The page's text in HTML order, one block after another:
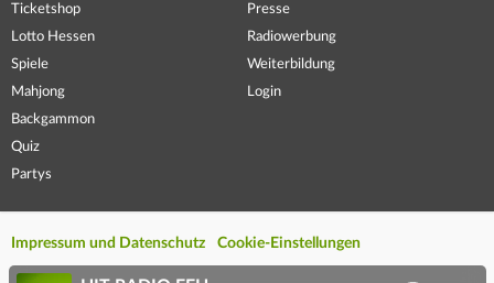
Ticketshop
Lotto Hessen
Spiele
Mahjong
Backgammon
Quiz
Partys
Presse
Radiowerbung
Weiterbildung
Login
Impressum und Datenschutz Cookie-Einstellungen